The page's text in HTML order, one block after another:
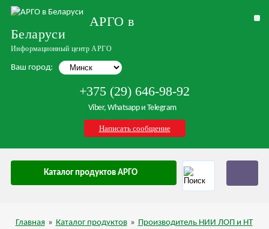
АРГО в
Беларуси
Информационный центр АРГО
Ваш город:
+375 (29) 646-98-92
Viber, Whatsapp и Telegram
Написать сообщение
Каталог продуктов АРГО
Главная » Каталог продуктов » Производитель НИИ ЛОП и НТ